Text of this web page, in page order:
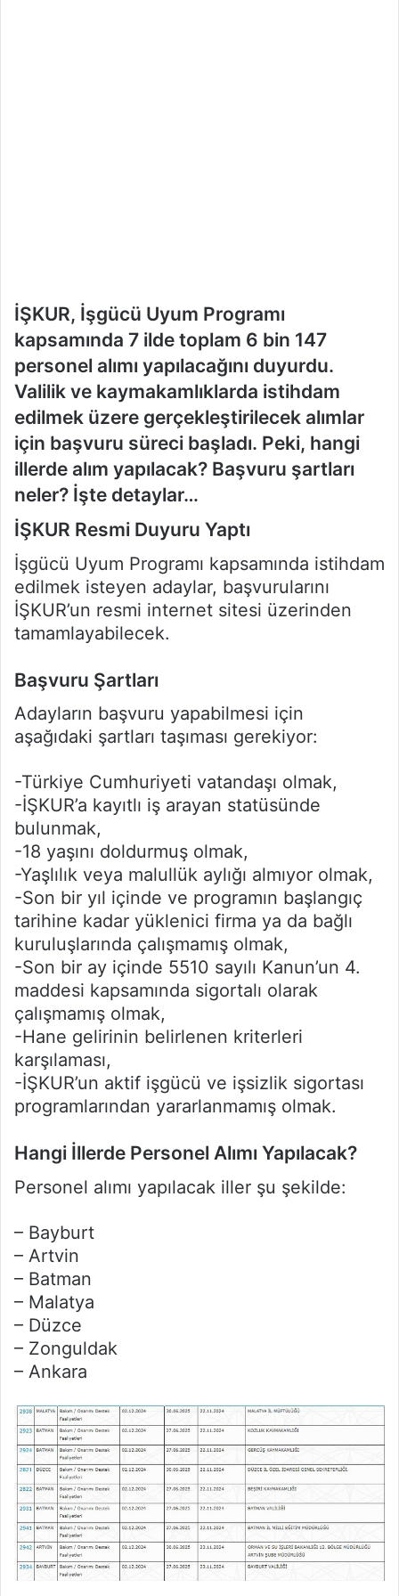
İŞKUR, İşgücü Uyum Programı
kapsamında 7 ilde toplam 6 bin 147
personel alımı yapılacağını duyurdu.
Valilik ve kaymakamlıklarda istihdam
edilmek üzere gerçekleştirilecek alımlar
için başvuru süreci başladı. Peki, hangi
illerde alım yapılacak? Başvuru şartları
neler? İşte detaylar…
İŞKUR Resmi Duyuru Yaptı
İşgücü Uyum Programı kapsamında istihdam
edilmek isteyen adaylar, başvurularını
İŞKUR’un resmi internet sitesi üzerinden
tamamlayabilecek.
Başvuru Şartları
Adayların başvuru yapabilmesi için
aşağıdaki şartları taşıması gerekiyor:
-Türkiye Cumhuriyeti vatandaşı olmak,
-İŞKUR’a kayıtlı iş arayan statüsünde
bulunmak,
-18 yaşını doldurmuş olmak,
-Yaşlılık veya malullük aylığı almıyor olmak,
-Son bir yıl içinde ve programın başlangıç
tarihine kadar yüklenici firma ya da bağlı
kuruluşlarında çalışmamış olmak,
-Son bir ay içinde 5510 sayılı Kanun’un 4.
maddesi kapsamında sigortalı olarak
çalışmamış olmak,
-Hane gelirinin belirlenen kriterleri
karşılaması,
-İŞKUR’un aktif işgücü ve işsizlik sigortası
programlarından yararlanmamış olmak.
Hangi İllerde Personel Alımı Yapılacak?
Personel alımı yapılacak iller şu şekilde:
– Bayburt
– Artvin
– Batman
– Malatya
– Düzce
– Zonguldak
– Ankara